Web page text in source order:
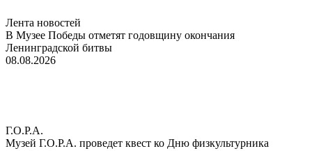
Лента новостей
В Музее Победы отметят годовщину окончания
Ленинградской битвы
08.08.2026
Г.О.Р.А.
Музей Г.О.Р.А. проведет квест ко Дню физкультурника